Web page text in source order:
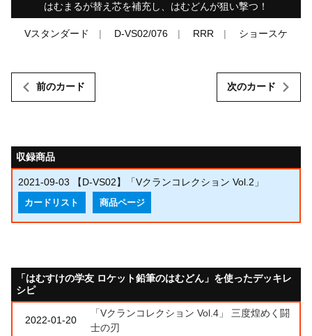
はむまるが替え芯を補充し、はむどんが狙い撃つ！
Vスタンダード D-VS02/076 RRR ショースケ
前のカード 次のカード
収録商品
2021-09-03 【D-VS02】「Vクランコレクション Vol.2」
カードリスト 商品ページ
「はむすけの学友 ロケット鉛筆のはむどん」を使ったデッキレ
シピ
2022-01-20
「Vクランコレクション Vol.4」 三度煌めく闘
士の刃